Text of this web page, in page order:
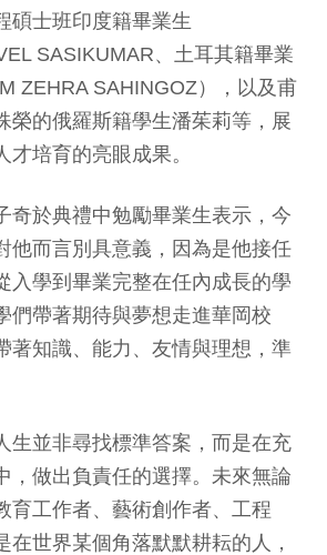
碩士班印度籍畢業生
SASIKUMAR、土耳其籍畢業
ZEHRA SAHINGOZ），以及甫
榮的俄羅斯籍學生潘茱莉等，展
培育的亮眼成果。
奇於典禮中勉勵畢業生表示，今
他而言別具意義，因為是他接任
入學到畢業完整在任內成長的學
們帶著期待與夢想走進華岡校
著知識、能力、友情與理想，準
生並非尋找標準答案，而是在充
，做出負責任的選擇。未來無論
育工作者、藝術創作者、工程
在世界某個角落默默耕耘的人，